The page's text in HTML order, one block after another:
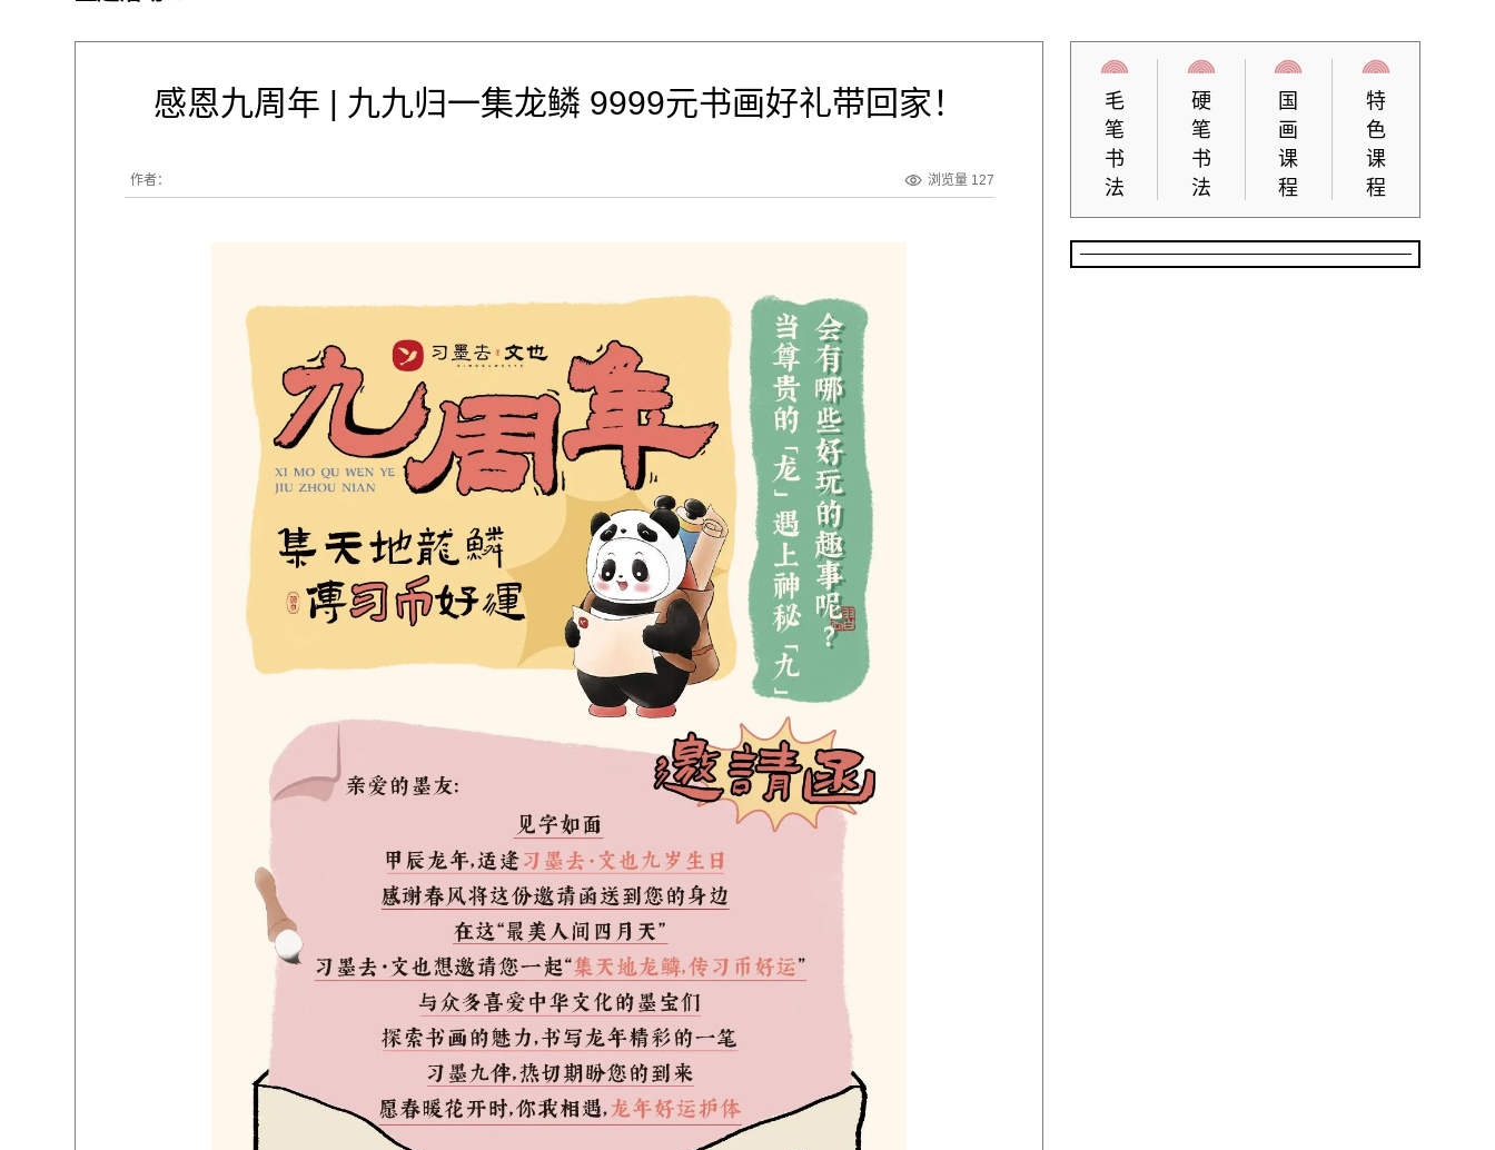
感恩九周年 | 九九归一集龙鳞 9999元书画好礼带回家！
作者： 浏览量 127
毛
笔
书
法
硬
笔
书
法
国
画
课
程
特
色
课
程